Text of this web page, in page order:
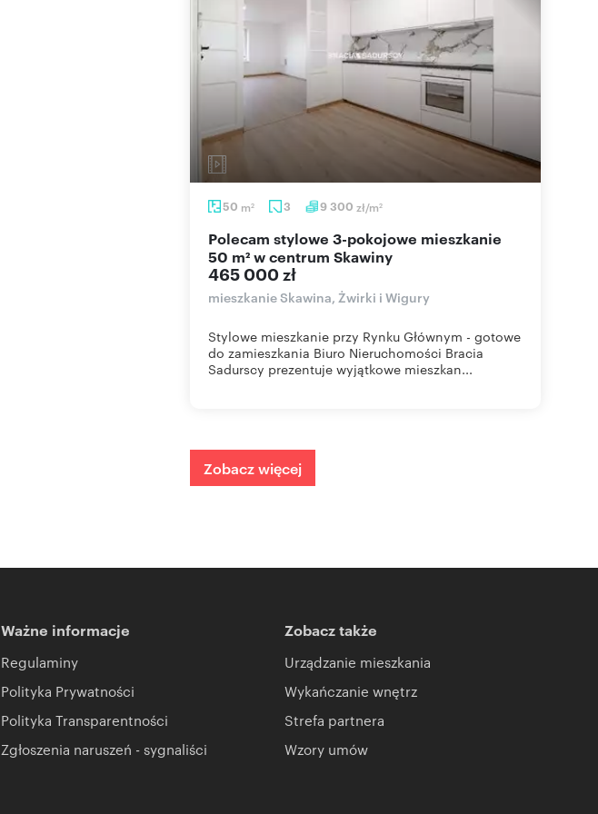
50 m2 3 9 300 zł/m2
Polecam stylowe 3-pokojowe mieszkanie
50 m² w centrum Skawiny
465 000 zł
mieszkanie Skawina, Żwirki i Wigury
Stylowe mieszkanie przy Rynku Głównym - gotowe
do zamieszkania Biuro Nieruchomości Bracia
Sadurscy prezentuje wyjątkowe mieszkan...
Zobacz więcej
Ważne informacje
Regulaminy
Polityka Prywatności
Polityka Transparentności
Zgłoszenia naruszeń - sygnaliści
Zobacz także
Urządzanie mieszkania
Wykańczanie wnętrz
Strefa partnera
Wzory umów